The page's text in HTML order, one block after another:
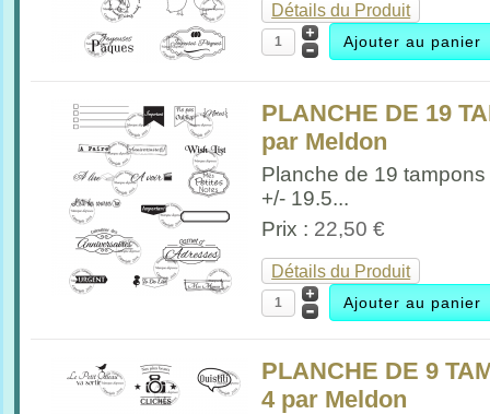
Détails du Produit
PLANCHE DE 19
par Meldon
Planche de 19 tampons
+/- 19.5...
Prix : 22,50 €
Détails du Produit
PLANCHE DE 9
4 par Meldon